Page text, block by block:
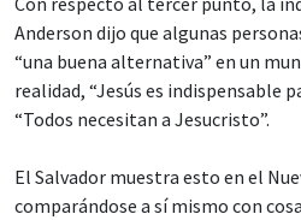
Anderson dijo que algunas
“una buena alternativa” en un
realidad, “Jesús es indispensable
“Todos necesitan a Jesucristo”.
El Salvador muestra esto en el
comparándose a sí mismo con